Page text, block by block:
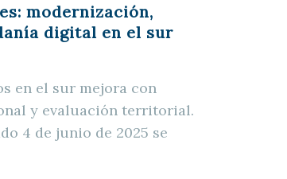
modernización,
digital en el sur
en el sur mejora con
y evaluación territorial.
4 de junio de 2025 se